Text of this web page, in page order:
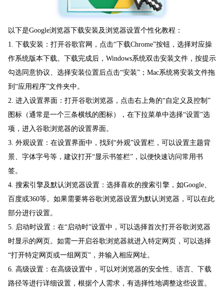
以下是Google浏览器下载安装及浏览器设置个性化教程：
1. 下载安装：打开谷歌官网，点击“下载Chrome”按钮，选择对应操
作系统版本下载。下载完成后，Windows系统双击安装文件，按提示
勾选同意协议、选择安装位置后点击“安装”；Mac系统将安装文件拖
到“应用程序”文件夹中。
2. 进入设置界面：打开谷歌浏览器，点击右上角的“自定义及控制”
图标（通常是一个三条横线的图标），在下拉菜单中选择“设置”选
项，进入谷歌浏览器的设置界面。
3. 外观设置：在设置界面中，找到“外观”设置栏，可以设置主题背
景、字体字号等，建议打开“显示书签栏”，以便快速访问常用书
签。
4. 搜索引擎及默认浏览器设置：选择喜欢的搜索引擎，如Google、
百度或360等。如果需要将谷歌浏览器设置为默认浏览器，可以在此
部分进行设置。
5. 启动时设置：在“启动时”设置中，可以选择首次打开谷歌浏览器
时显示的网页。如需一开启谷歌浏览器就进入特定网页，可以选择
“打开特定网页或一组网页”，并输入相应网址。
6. 高级设置：在高级设置中，可以对浏览器的安全性、语言、下载
路径等进行详细设置，根据个人需求，有选择性地调整这些设置。